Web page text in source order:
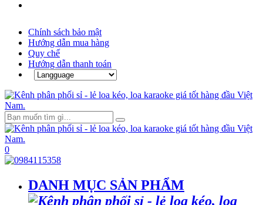
Chính sách bảo mật
Hướng dẫn mua hàng
Quy chế
Hướng dẫn thanh toán
0
DANH MỤC SẢN PHẨM